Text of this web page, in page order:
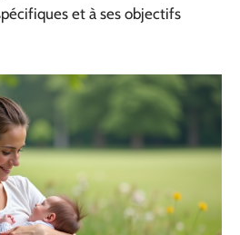
et à ses objectifs